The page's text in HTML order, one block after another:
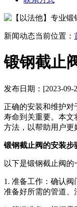
新闻动态当前位置：
锻钢截止
发布日期：[2023-
正确的安装和维护对
寿命到关重要。本文
方法，以帮助用户更
锻钢截止阀的安装步
以下是锻钢截止阀的
1. 准备工作：确认阀
准备好所需的管道、